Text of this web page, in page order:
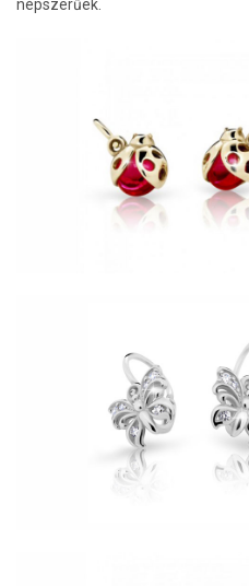
népszerűek.